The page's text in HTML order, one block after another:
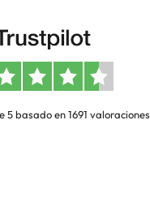
5 basado en 1691 valoraciones